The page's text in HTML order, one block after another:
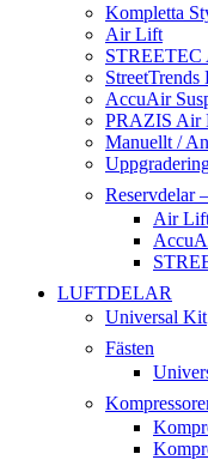
Kompletta
Air Lift
STREETEC
StreetTrends
AccuAir
PRAZIS Air
Manuellt /
Reservdelar
Air
LUFTDELAR
Universal Kit
Fästen